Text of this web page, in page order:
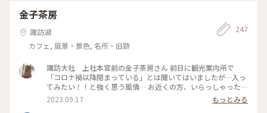
ちゃんで撮られてました😅｣って💦 恐るべしJK💦 #軽井沢 #ミ
カドコーヒー #素敵な二人
金子茶房
諏訪湖
カフェ, 風景・景色, 名所・旧跡
247
諏訪大社 上社本宮前の金子茶房さん 前日に観光案内所で
「コロナ禍以降閉まっている」とは聞いてはいましたが…入っ
てみたい！！と強く思う風情… お近くの方、いらっしゃった
ら、再開の時、お知らそいただけたら嬉しいです♥️ #諏訪 #諏
訪大社 #諏訪湖
2023.09.17
もっとみる